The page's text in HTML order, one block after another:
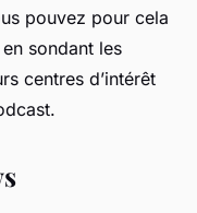
pouvez pour cela
sondant les
centres d’intérêt